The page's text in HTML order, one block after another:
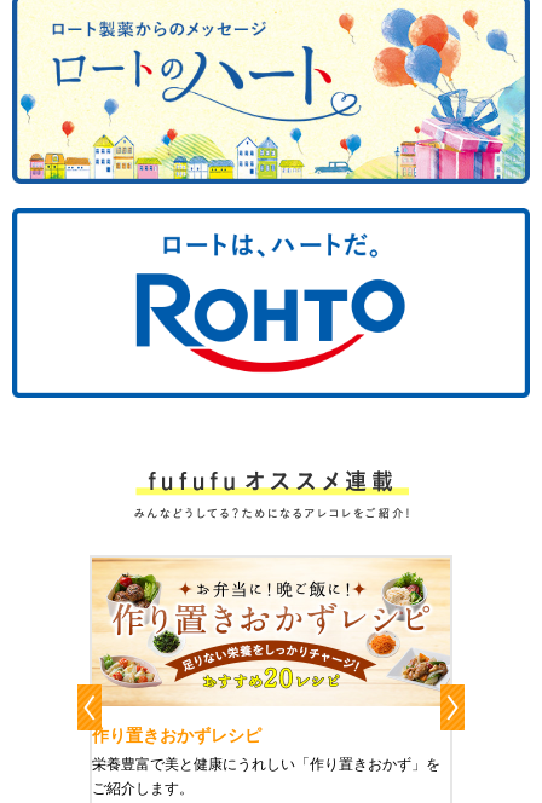
作り置きおかずレシピ
栄養豊富で美と健康にうれしい「作り置きおかず」を
ご紹介します。